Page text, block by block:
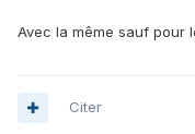
Avec la même sauf pour
Citer